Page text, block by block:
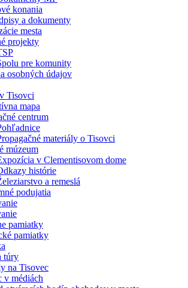
konania
a dokumenty
mesta
projekty
pre komunity
osobných údajov
Tisovci
mapa
centrum
materiály o Tisovci
múzeum
v Clementisovom dome
histórie
a remeslá
podujatia
pamiatky
pamiatky
túry
na Tisovec
v médiách